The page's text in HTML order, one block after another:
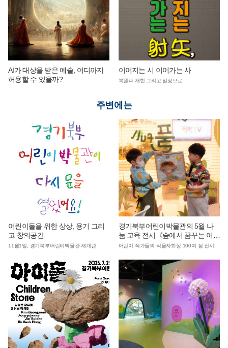
AI가 대상을 받은 예술, 어디까지
허용할 수 있을까?
이어지는 시 이어가는 사
복원과 재현 그리고 일상으로
주변에는
어린이들을 위한 상상, 용기 그리
고 창의공간
11월1일, 경기북부어린이박물관 재개관
경기북부어린이박물관의 5월 나
눔 교육 전시《숲에서 꿈꾸는 어린
이》
어린이 작가들의 식물자화상 100여 점 전시